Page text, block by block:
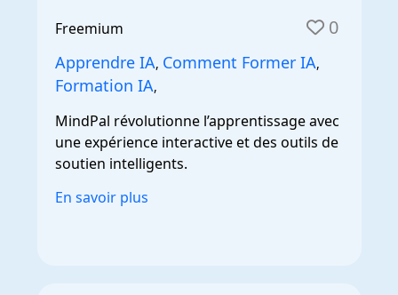
Freemium 0
Apprendre IA, Comment Former IA,
Formation IA,
MindPal révolutionne l’apprentissage avec
une expérience interactive et des outils de
soutien intelligents.
En savoir plus